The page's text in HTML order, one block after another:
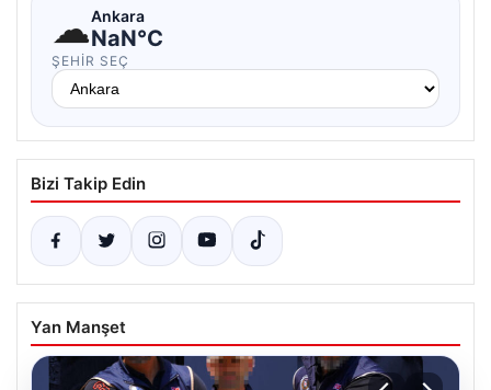
☁Ankara
NaN°C
ŞEHIR SEÇ
Bizi Takip Edin
Yan Manşet